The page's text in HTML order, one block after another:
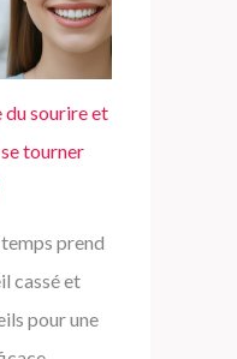
du sourire et
tourner